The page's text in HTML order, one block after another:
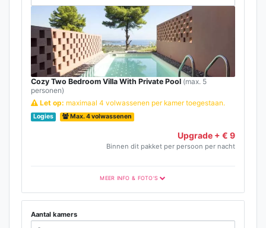
Cozy Two Bedroom Villa With Private Pool (max. 5
personen)
Let op: maximaal 4 volwassenen per kamer toegestaan.
Logies Max. 4 volwassenen
Upgrade + € 9
Binnen dit pakket per persoon per nacht
MEER INFO & FOTO'S
Aantal kamers